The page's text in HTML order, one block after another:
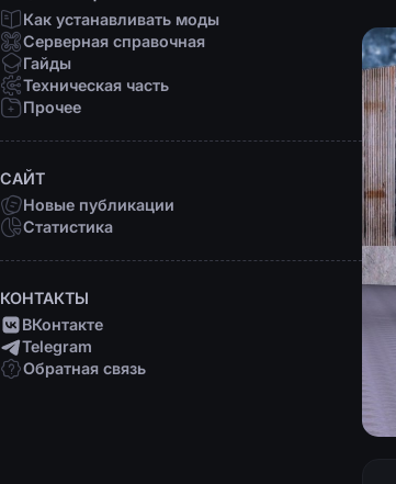
Как устанавливать моды
Серверная справочная
Гайды
Техническая часть
Прочее
САЙТ
Новые публикации
Статистика
КОНТАКТЫ
ВКонтакте
Telegram
Обратная связь